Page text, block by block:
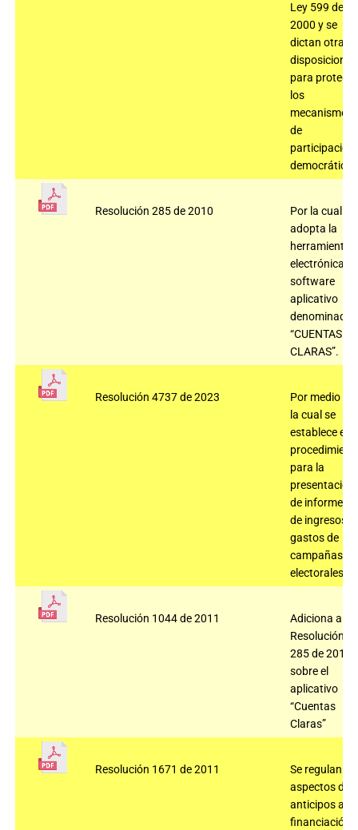
Ley 599 de
2000 y se
dictan otras
disposiciones
para proteger
los
mecanismos
de
participación
democrática
Resolución 285 de 2010
Por la cual se
adopta la
herramienta
electrónica,
software
aplicativo
denominado
“CUENTAS
CLARAS”.
Resolución 4737 de 2023
Por medio de
la cual se
establece el
para la
presentación
de informes
de ingresos y
gastos de
campañas
electorales.
Resolución 1044 de 2011
Adiciona a la
Resolución
285 de 2010
sobre el
aplicativo
“Cuentas
Claras”
Resolución 1671 de 2011
Se regulan
aspectos de
anticipos a la
financiación